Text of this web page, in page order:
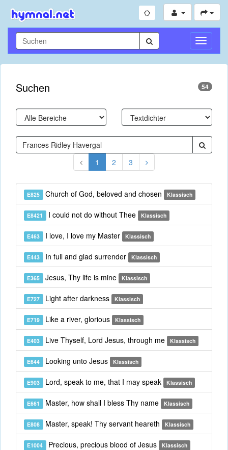
Suchen 54
1 2 3
E825 Church of God, beloved and chosen Klassisch
E8421 I could not do without Thee Klassisch
E463 I love, I love my Master Klassisch
E443 In full and glad surrender Klassisch
E365 Jesus, Thy life is mine Klassisch
E727 Light after darkness Klassisch
E719 Like a river, glorious Klassisch
E403 Live Thyself, Lord Jesus, through me Klassisch
E644 Looking unto Jesus Klassisch
E903 Lord, speak to me, that I may speak Klassisch
E661 Master, how shall I bless Thy name Klassisch
E808 Master, speak! Thy servant heareth Klassisch
E1004 Precious, precious blood of Jesus Klassisch